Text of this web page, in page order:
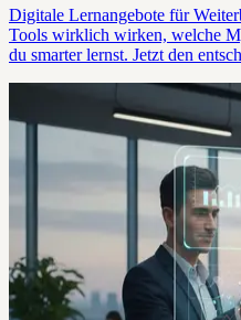
Digitale Lernangebote für
Tools wirklich wirken, welche
du smarter lernst. Jetzt den